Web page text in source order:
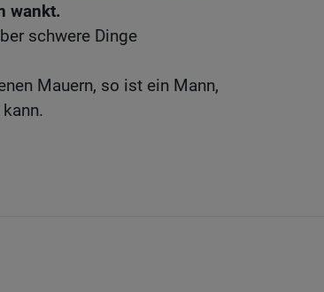
wankt.
schwere Dinge
Mauern, so ist ein Mann,